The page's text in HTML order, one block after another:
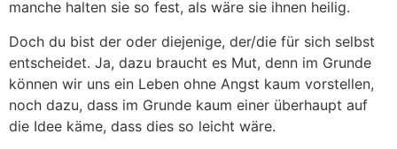
manche halten sie so fest, als wäre sie ihnen heilig.
Doch du bist der oder diejenige, der/die für sich selbst
entscheidet. Ja, dazu braucht es Mut, denn im Grunde
können wir uns ein Leben ohne Angst kaum vorstellen,
noch dazu, dass im Grunde kaum einer überhaupt auf
die Idee käme, dass dies so leicht wäre.